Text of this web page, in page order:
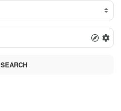
SEARCH